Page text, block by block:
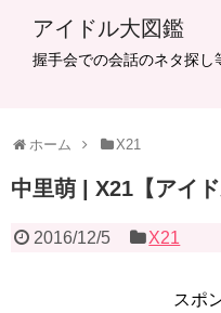
アイドル大図鑑
握手会での会話のネタ探
ホーム X21
中里萌 | X21【アイ
2016/12/5 X21
スポ